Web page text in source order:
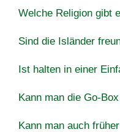
Welche Religion gibt
Sind die Isländer
Ist halten in einer
Kann man die Go-
Kann man auch